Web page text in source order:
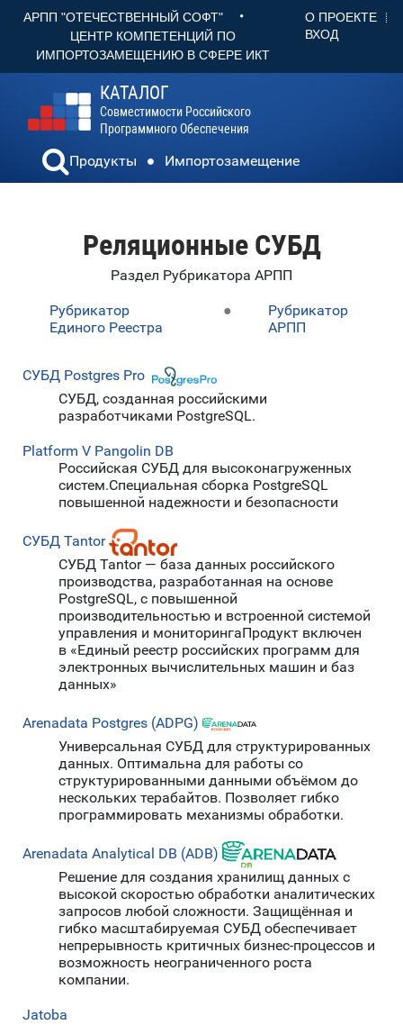
АРПП "ОТЕЧЕСТВЕННЫЙ СОФТ" •
ЦЕНТР КОМПЕТЕНЦИЙ ПО
ИМПОРТОЗАМЕЩЕНИЮ В СФЕРЕ ИКТ
О ПРОЕКТЕ
ВХОД
КАТАЛОГ
Совместимости Российского
Программного Обеспечения
Продукты Импортозамещение
Реляционные СУБД
Раздел Рубрикатора АРПП
Рубрикатор
Единого Реестра
●
Рубрикатор
АРПП
СУБД Postgres Pro
СУБД, созданная российскими
разработчиками PostgreSQL.
Platform V Pangolin DB
Российская СУБД для высоконагруженных
систем.Специальная сборка PostgreSQL
повышенной надежности и безопасности
СУБД Tantor
СУБД Tantor — база данных российского
производства, разработанная на основе
PostgreSQL, с повышенной
производительностью и встроенной системой
управления и мониторингаПродукт включен
в «Единый реестр российских программ для
электронных вычислительных машин и баз
данных»
Arenadata Postgres (ADPG)
Универсальная СУБД для структурированных
данных. Оптимальна для работы со
структурированными данными объёмом до
нескольких терабайтов. Позволяет гибко
программировать механизмы обработки.
Arenadata Analytical DB (ADB)
Решение для создания хранилищ данных с
высокой скоростью обработки аналитических
запросов любой сложности. Защищённая и
гибко масштабируемая СУБД обеспечивает
непрерывность критичных бизнес-процессов и
возможность неограниченного роста
компании.
Jatoba